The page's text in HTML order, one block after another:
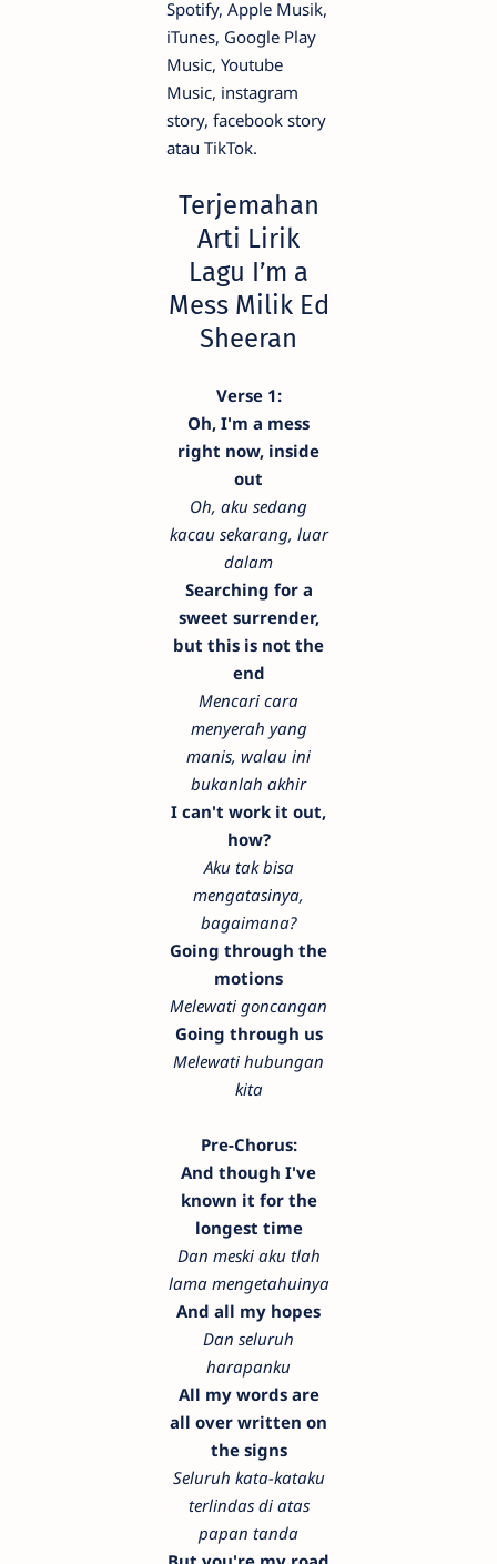
Spotify, Apple Musik,
iTunes, Google Play
Music, Youtube
Music, instagram
story, facebook story
atau TikTok.
Terjemahan
Arti Lirik
Lagu I’m a
Mess Milik Ed
Sheeran
Verse 1:
Oh, I'm a mess
right now, inside
out
Oh, aku sedang
kacau sekarang, luar
dalam
Searching for a
sweet surrender,
but this is not the
end
Mencari cara
menyerah yang
manis, walau ini
bukanlah akhir
I can't work it out,
how?
Aku tak bisa
mengatasinya,
bagaimana?
Going through the
motions
Melewati goncangan
Going through us
Melewati hubungan
kita
Pre-Chorus:
And though I've
known it for the
longest time
Dan meski aku tlah
lama mengetahuinya
And all my hopes
Dan seluruh
harapanku
All my words are
all over written on
the signs
Seluruh kata-kataku
terlindas di atas
papan tanda